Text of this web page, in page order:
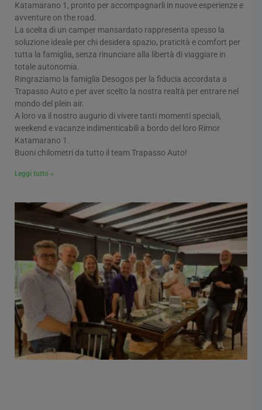
Katamarano 1, pronto per accompagnarli in nuove esperienze e
avventure on the road.
La scelta di un camper mansardato rappresenta spesso la
soluzione ideale per chi desidera spazio, praticità e comfort per
tutta la famiglia, senza rinunciare alla libertà di viaggiare in
totale autonomia.
Ringraziamo la famiglia Desogos per la fiducia accordata a
Trapasso Auto e per aver scelto la nostra realtà per entrare nel
mondo del plein air.
A loro va il nostro augurio di vivere tanti momenti speciali,
weekend e vacanze indimenticabili a bordo del loro Rimor
Katamarano 1.
Buoni chilometri da tutto il team Trapasso Auto!
Leggi tutto »